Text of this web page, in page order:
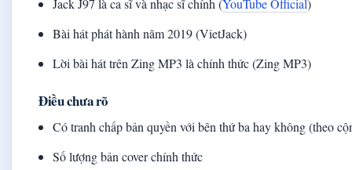
Jack J97 là ca sĩ và nhạc sĩ chính (YouTube Official)
Bài hát phát hành năm 2019 (VietJack)
Lời bài hát trên Zing MP3 là chính thức (Zing MP3)
Điều chưa rõ
Có tranh chấp bản quyền với bên thứ ba hay không (theo
Số lượng bản cover chính thức